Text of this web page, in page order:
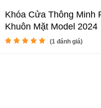
Khóa Cửa Thông Minh
Khuôn Mặt Model 2024
(1 đánh giá)